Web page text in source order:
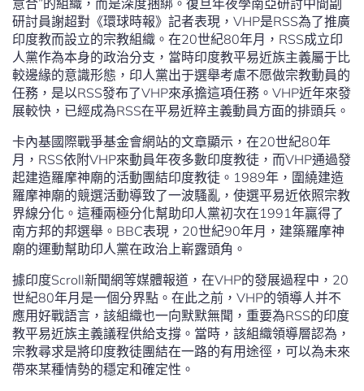
意合”的組織，而是深度捆綁。復旦年夜學南亞研討中間副
研討員謝超對《環球時報》記者表現，VHP是RSS為了推廣
印度教而設立的宗教組織。在20世紀80年月，RSS成立印
人黨作為本身的政治分支，當時印度教平易近族主義屬于比
較邊緣的意識形態，印人黨出于選舉考慮不愿做宗教動員的
任務，是以RSS發布了VHP來承擔這項任務。VHP近年來發
展較快，已經成為RSS在平易近粹主義動員方面的排頭兵。
卡內基國際戰爭基金會網站的文章顯示，在20世紀80年
月，RSS依附VHP來動員年夜多數印度教徒，而VHP通過發
起建造羅摩神廟的活動團結印度教徒。1989年，圍繞建造
羅摩神廟的競選活動導致了一波騷亂，使選平易近依照宗教
界線分化。這種兩極分化幫助印人黨初次在1991年贏得了
南方邦的邦選舉。BBC表現，20世紀90年月，建築羅摩神
廟的運動幫助印人黨在政治上嶄露頭角。
據印度Scroll新聞網等媒體報道，在VHP的發展過程中，20
世紀80年月是一個分界點。在此之前，VHP的領導人并不
應用好戰語言，該組織也一向默默無聞，重要為RSS的印度
教平易近族主義議程供給支撐。當時，該組織領導層認為，
宗教尋求是將印度教徒團結在一路的有用途徑，可以為未來
帶來某種情勢的穩定和確定性。